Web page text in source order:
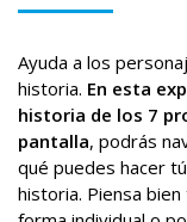
Ayuda a los
historia. En esta
historia de los 7
pantalla, podrás
qué puedes hacer
historia. Piensa